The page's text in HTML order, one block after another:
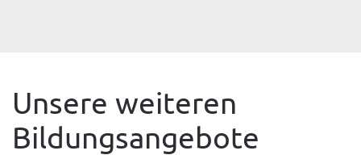
Unsere weiteren
Bildungsangebote